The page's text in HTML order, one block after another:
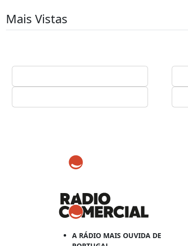
Mais Vistas
A RÁDIO MAIS OUVIDA DE